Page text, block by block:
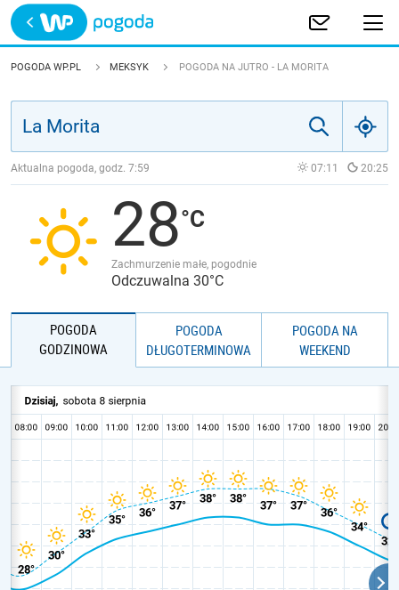
Trwa ładowanie
POLSKA
JAKOŚĆ POWIETRZA
POGODA WP.PL MEKSYK POGODA NA JUTRO - LA MORITA
Aktualna pogoda, godz. 7:59 07:11 20:25
28
Zachmurzenie małe, pogodnie
Odczuwalna 30°C
POGODA
GODZINOWA
POGODA
DŁUGOTERMINOWA
POGODA NA
WEEKEND